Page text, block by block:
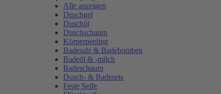
Alle anzeigen
Duschgel
Duschöl
Duschschaum
Körperpeeling
Badesalz & Badebomben
Badeöl & -milch
Badeschaum
Dusch- & Badesets
Feste Seife